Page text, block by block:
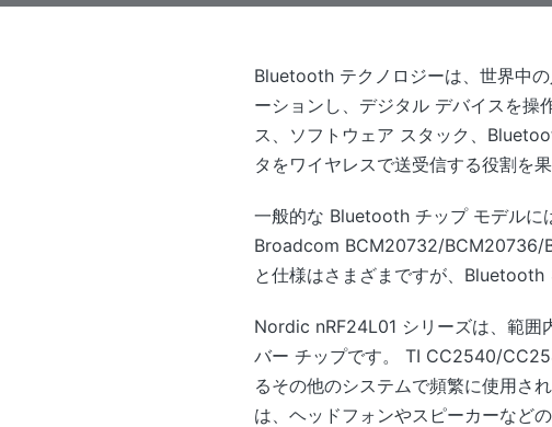
Bluetooth テクノロジーは、世界中
ーションし、デジタル デバイスを
ス、ソフトウェア スタック、
タをワイヤレスで送受信する役割を果
一般的な Bluetooth チップ モデルに
Broadcom BCM20732/BCM20736/
と仕様はさまざまですが、Bluetooth
Nordic nRF24L01 シリーズは、範囲
バー チップです。 TI CC2540/
るその他のシステムで頻繁に使用さ
は、ヘッドフォンやスピーカーなど